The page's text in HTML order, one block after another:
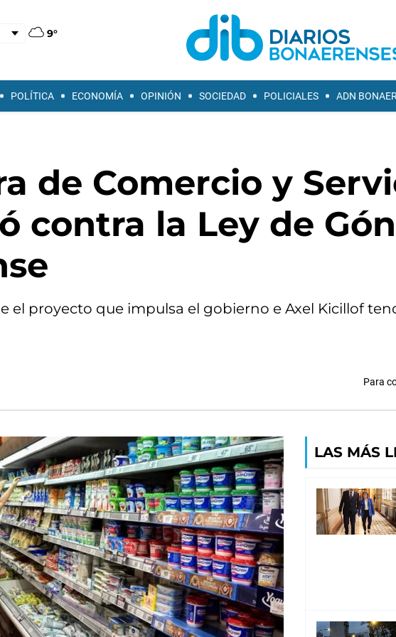
9°
POLÍTICA ECONOMÍA OPINIÓN SOCIEDAD POLICIALES ADN
de Comercio y
contra la Ley de
el proyecto que impulsa el gobierno e Axel Kicillof
Para
LAS MÁS